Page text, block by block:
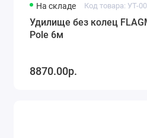
На складе Код товара: УТ-
Удилище без колец
Pole 6м
8870.00р.